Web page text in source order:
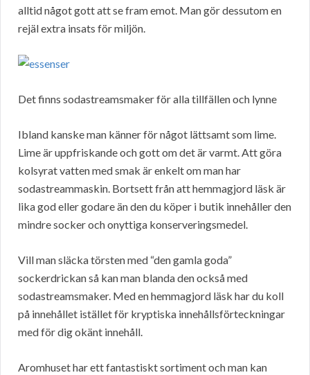
alltid något gott att se fram emot. Man gör dessutom en
rejäl extra insats för miljön.
Det finns sodastreamsmaker för alla tillfällen och lynne
Ibland kanske man känner för något lättsamt som lime.
Lime är uppfriskande och gott om det är varmt. Att göra
kolsyrat vatten med smak är enkelt om man har
sodastreammaskin. Bortsett från att hemmagjord läsk är
lika god eller godare än den du köper i butik innehåller den
mindre socker och onyttiga konserveringsmedel.
Vill man släcka törsten med “den gamla goda”
sockerdrickan så kan man blanda den också med
sodastreamsmaker. Med en hemmagjord läsk har du koll
på innehållet istället för kryptiska innehållsförteckningar
med för dig okänt innehåll.
Aromhuset har ett fantastiskt sortiment och man kan